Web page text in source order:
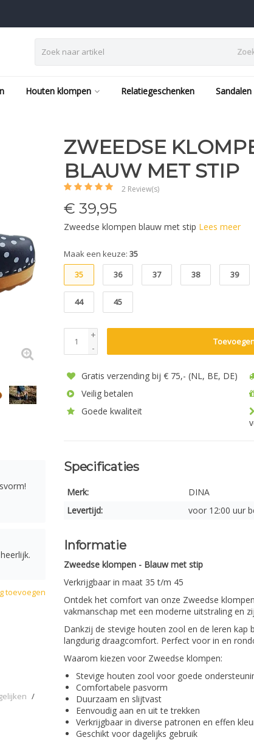
Houten klompen Relatiegeschenken Sandalen
toevoegen
/
ZWEEDSE
BLAUW MET STIP
2 Review(s)
€ 39,95
Zweedse klompen blauw met stip Lees meer
Maak een keuze: 35
35
36 37 38 39
44 45
+
-
Gratis verzending bij € 75,- (NL, BE, DE)
Veilig betalen
Goede kwaliteit
Specificaties
Merk:
DINA
Levertijd:
voor 12:00 uur
Informatie
Zweedse klompen - Blauw met stip
Verkrijgbaar in maat 35 t/m 45
Ontdek het comfort van onze Zweedse
vakmanschap met een moderne uitstraling en
Dankzij de stevige houten zool en de leren kap
langdurig draagcomfort. Perfect voor in en
Waarom kiezen voor Zweedse klompen:
Stevige houten zool voor goede
Comfortabele pasvorm
Duurzaam en slijtvast
Eenvoudig aan en uit te trekken
Verkrijgbaar in diverse patronen en effen
Geschikt voor dagelijks gebruik